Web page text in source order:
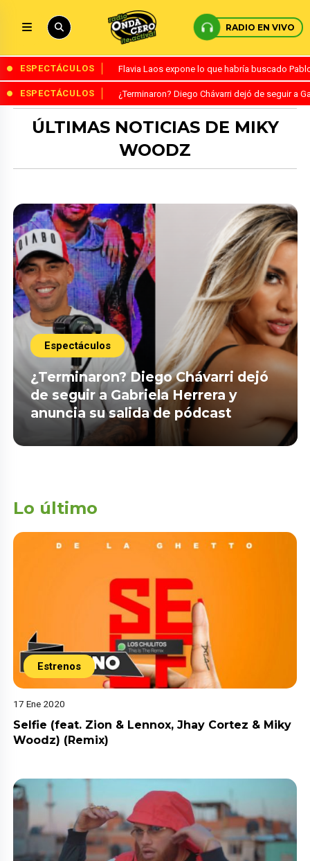
RADIO EN VIVO
ESPECTÁCULOS Flavia Laos expone lo que habría buscado
ESPECTÁCULOS ¿Terminaron? Diego Chávarri dejó de seguir a
ÚLTIMAS NOTICIAS DE MIKY
WOODZ
Espectáculos
¿Terminaron? Diego Chávarri dejó
de seguir a Gabriela Herrera y
anuncia su salida de pódcast
Lo último
Estrenos
17 Ene 2020
Selfie (feat. Zion & Lennox, Jhay Cortez & Miky
Woodz) (Remix)